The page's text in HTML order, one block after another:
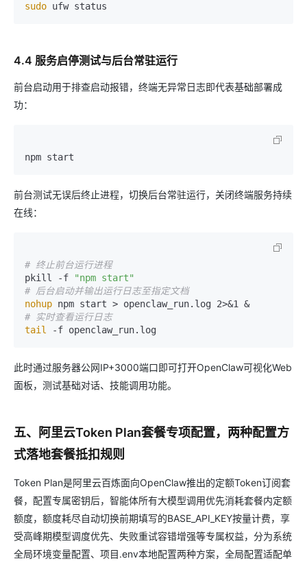
sudo
4.4 服务启停测试与后台常驻运行
前台启动用于排查启动报错，终端无异常日志即代表基础部署成
功：
前台测试无误后终止进程，切换后台常驻运行，关闭终端服务持续
在线：
# 终止前台运行进程
pkill -f
"npm start"
# 后台启动并输出运行日志至指定文档
nohup
# 实时查看运行日志
tail
此时通过服务器公网IP+3000端口即可打开OpenClaw可视化Web
面板，测试基础对话、技能调用功能。
五、阿里云Token Plan套餐专项配置，两种配置方
式落地套餐抵扣规则
Token Plan是阿里云百炼面向OpenClaw推出的定额Token订阅套
餐，配置专属密钥后，智能体所有大模型调用优先消耗套餐内定额
额度，额度耗尽自动切换前期填写的BASE_API_KEY按量计费，享
受高峰期模型调度优先、失败重试容错增强等专属权益，分为系统
全局环境变量配置、项目.env本地配置两种方案，全局配置适配单